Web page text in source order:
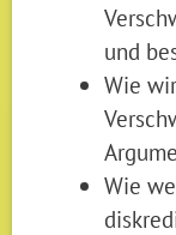
und
Wie
Wie